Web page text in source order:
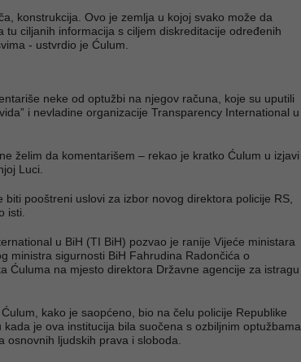
konstrukcija. Ovo je zemlja u kojoj svako može da
tu ciljanih informacija s ciljem diskreditacije određenih
- ustvrdio je Ćulum.
neke od optužbi na njegov računa, koje su uputili
i nevladine organizacije Transparency International u
želim da komentarišem – rekao je kratko Ćulum u izjavi
Luci.
biti pooštreni uslovi za izbor novog direktora policije RS,
isti.
u BiH (TI BiH) pozvao je ranije Vijeće ministara
ministra sigurnosti BiH Fahrudina Radončića o
Ćuluma na mjesto direktora Državne agencije za istragu
kako je saopćeno, bio na čelu policije Republike
kada je ova institucija bila suočena s ozbiljnim optužbama
osnovnih ljudskih prava i sloboda.